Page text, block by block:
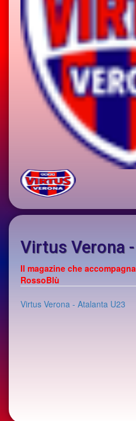
Virtus Verona
Il magazine che
RossoBlù
Virtus Verona - Atalanta U23